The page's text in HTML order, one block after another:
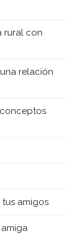
rural con
relación
amigos